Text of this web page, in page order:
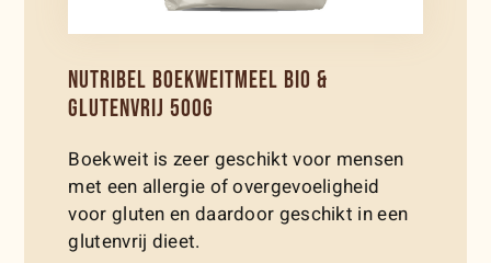
NUTRIBEL BOEKWEITMEEL BIO &
GLUTENVRIJ 500G
Boekweit is zeer geschikt voor mensen
met een allergie of overgevoeligheid
voor gluten en daardoor geschikt in een
glutenvrij dieet.